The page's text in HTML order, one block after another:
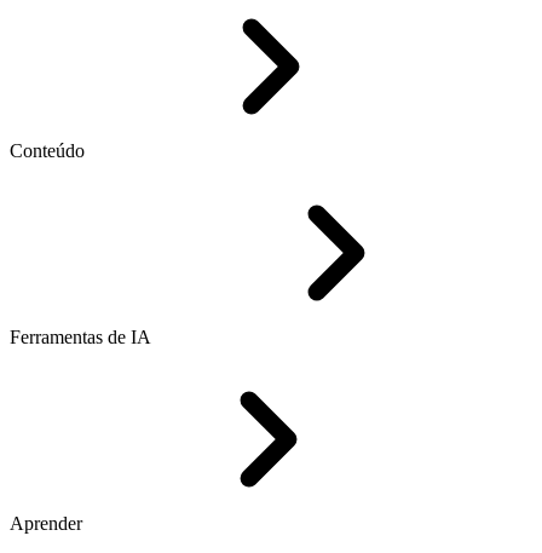
Conteúdo
Ferramentas de IA
Aprender